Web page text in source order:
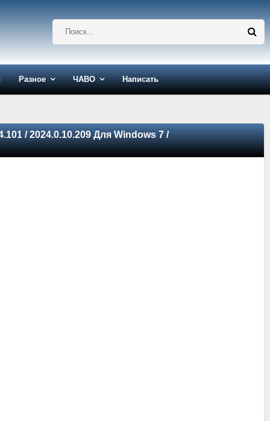
Разное ЧАВО Написать
/ 2024.0.10.209 Для Windows 7 /